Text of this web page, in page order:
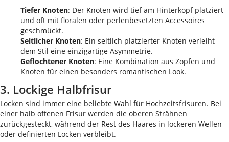
Tiefer Knoten: Der Knoten wird tief am Hinterkopf platziert
und oft mit floralen oder perlenbesetzten Accessoires
geschmückt.
Seitlicher Knoten: Ein seitlich platzierter Knoten verleiht
dem Stil eine einzigartige Asymmetrie.
Geflochtener Knoten: Eine Kombination aus Zöpfen und
Knoten für einen besonders romantischen Look.
3. Lockige Halbfrisur
Locken sind immer eine beliebte Wahl für Hochzeitsfrisuren. Bei
einer halb offenen Frisur werden die oberen Strähnen
zurückgesteckt, während der Rest des Haares in lockeren Wellen
oder definierten Locken verbleibt.